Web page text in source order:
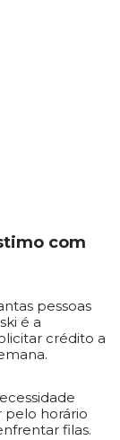
com
pessoas
é a
crédito a
pelo horário
filas.